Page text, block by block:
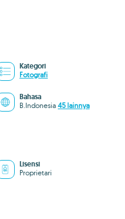
Kategori
Fotografi
Bahasa
B.Indonesia 45 lainnya
Lisensi
Proprietari